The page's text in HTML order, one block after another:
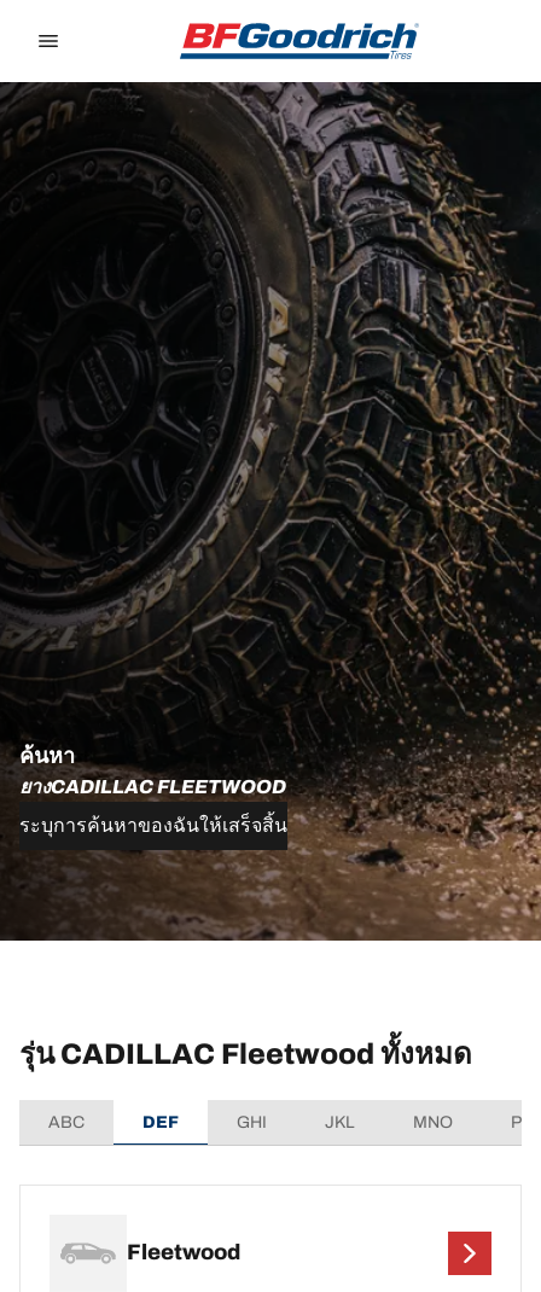
ค้นหา
ยางCADILLAC FLEETWOOD
ระบุการค้นหาของฉันให้เสร็จสิ้น
รุ่น CADILLAC Fleetwood ทั้งหมด
ABC DEF GHI JKL MNO
Fleetwood